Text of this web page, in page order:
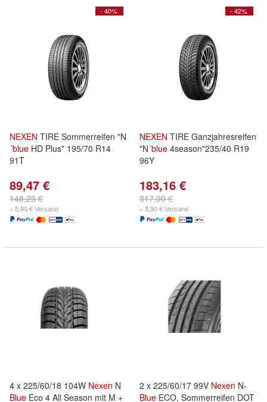
- 40%
NEXEN TIRE Sommerreifen "N
´blue HD Plus" 195/70 R14
91T
89,47 €
148,23 €
+ 5,90 € Versand
- 42%
NEXEN TIRE Ganzjahresreifen
"N´blue 4season"235/40 R19
96Y
183,16 €
317,90 €
+ 5,90 € Versand
4 x 225/60/18 104W Nexen N
Blue Eco 4 All Season mit M +
2 x 225/60/17 99V Nexen N-
Blue ECO, Sommerreifen DOT